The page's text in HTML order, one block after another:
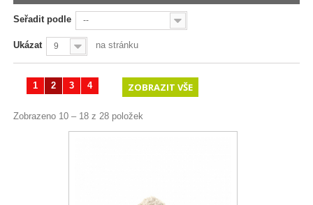
Seřadit podle --
Ukázat 9 na stránku
ZOBRAZIT VŠE
1 2 3 4
Zobrazeno 10 – 18 z 28 položek